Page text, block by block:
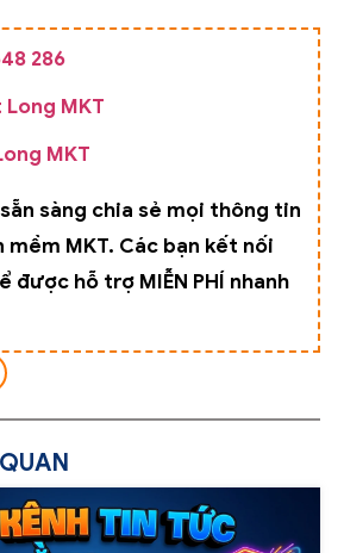
286
MKT
MKT
sàng chia sẻ mọi thông tin
mềm MKT. Các bạn kết nối
được hỗ trợ MIỄN PHÍ nhanh